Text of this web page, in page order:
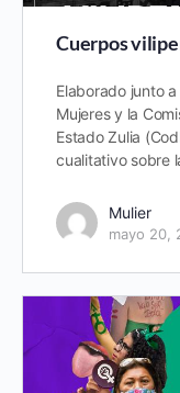
Cuerpos
Elaborado junto
Mujeres y la
Estado Zulia
cualitativo sobre
Mulier
mayo 20,